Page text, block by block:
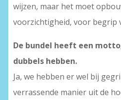
wijzen, maar het moet
voorzichtigheid, voor begrip
De bundel heeft een
dubbels hebben.
Ja, we hebben er wel bij
verrassende manier uit de